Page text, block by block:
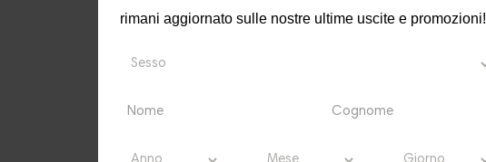
rimani aggiornato sulle nostre ultime uscite e promozioni!